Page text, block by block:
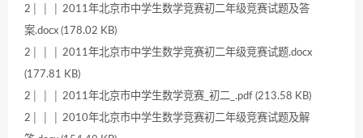
2│ │ │ 2011年北京市中学生数学竞赛初二年级竞赛试题及答
案.docx (178.02 KB)
2│ │ │ 2011年北京市中学生数学竞赛初二年级竞赛试题.docx
(177.81 KB)
2│ │ │ 2011年北京市中学生数学竞赛_初二_.pdf (213.58 KB)
2│ │ │ 2010年北京市中学生数学竞赛初二年级竞赛试题及解